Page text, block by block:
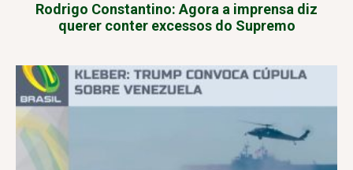
Rodrigo Constantino: Agora a imprensa diz
querer conter excessos do Supremo